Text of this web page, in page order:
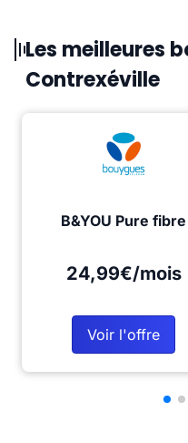
Les meilleures
Contrexéville
B&YOU Pure fibre
24,99€/mois
Voir l'offre